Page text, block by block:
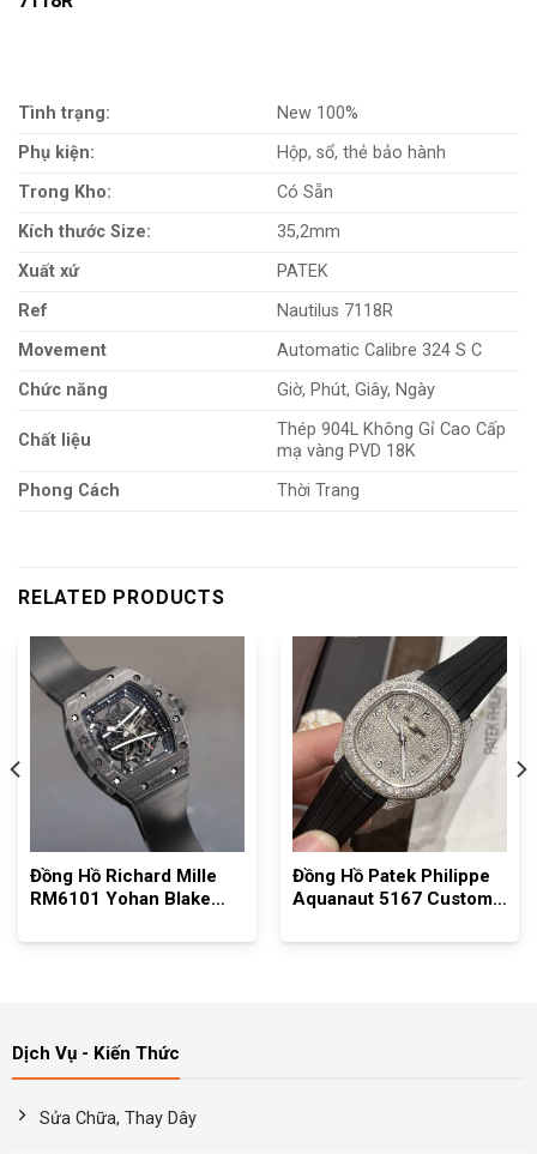
Tình trạng:
New 100%
Phụ kiện:
Hộp, sổ, thẻ bảo hành
Trong Kho:
Có Sẵn
Kích thước Size:
35,2mm
Xuất xứ
PATEK
Ref
Nautilus 7118R
Movement
Automatic Calibre 324 S C
Chức năng
Giờ, Phút, Giây, Ngày
Chất liệu
Thép 904L Không Gỉ Cao Cấp
mạ vàng PVD 18K
Phong Cách
Thời Trang
RELATED PRODUCTS
Đồng Hồ Richard Mille
RM6101 Yohan Blake
Đồng Hồ Patek Philippe
Aquanaut 5167 Custom
Dịch Vụ - Kiến Thức
Sửa Chữa, Thay Dây